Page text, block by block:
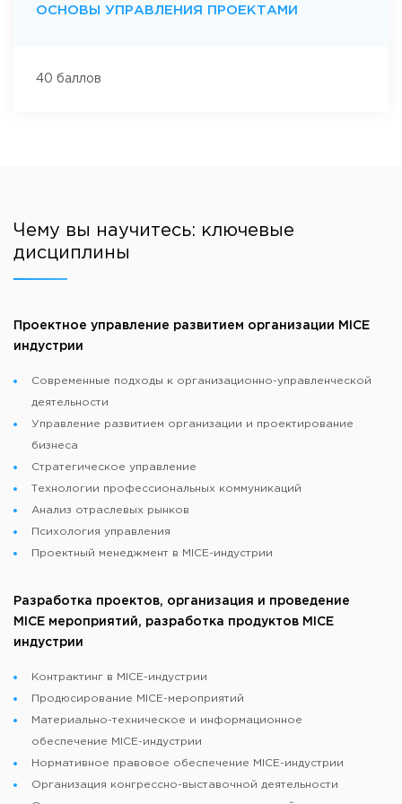
После окончания программы можно реализовать себя в
сфере делового туризма, организатора конгрессно-
ОСНОВЫ УПРАВЛЕНИЯ ПРОЕКТАМИ
40 баллов
Чему вы научитесь: ключевые
дисциплины
Проектное управление развитием организации MICE
индустрии
Современные подходы к организационно-управленческой
деятельности
Управление развитием организации и проектирование
бизнеса
Стратегическое управление
Технологии профессиональных коммуникаций
Анализ отраслевых рынков
Психология управления
Проектный менеджмент в MICE-индустрии
Разработка проектов, организация и проведение
MICE мероприятий, разработка продуктов MICE
индустрии
Контрактинг в MICE-индустрии
Продюсирование MICE-мероприятий
Материально-техническое и информационное
обеспечение MICE-индустрии
Нормативное правовое обеспечение MICE-индустрии
Организация конгрессно-выставочной деятельности